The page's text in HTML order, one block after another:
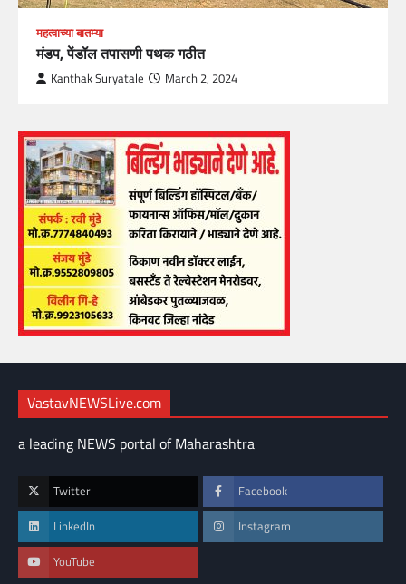
महत्वाच्या बातम्या
मंडप, पेंडॉल तपासणी पथक गठीत
Kanthak Suryatale March 2, 2024
VastavNEWSLive.com
a leading NEWS portal of Maharashtra
Twitter Facebook
LinkedIn Instagram
YouTube